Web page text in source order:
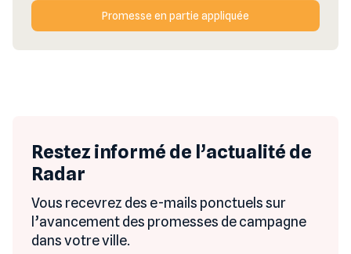
Promesse en partie appliquée
Restez informé de l’actualité de
Radar
Vous recevrez des e-mails ponctuels sur
l’avancement des promesses de campagne
dans votre ville.